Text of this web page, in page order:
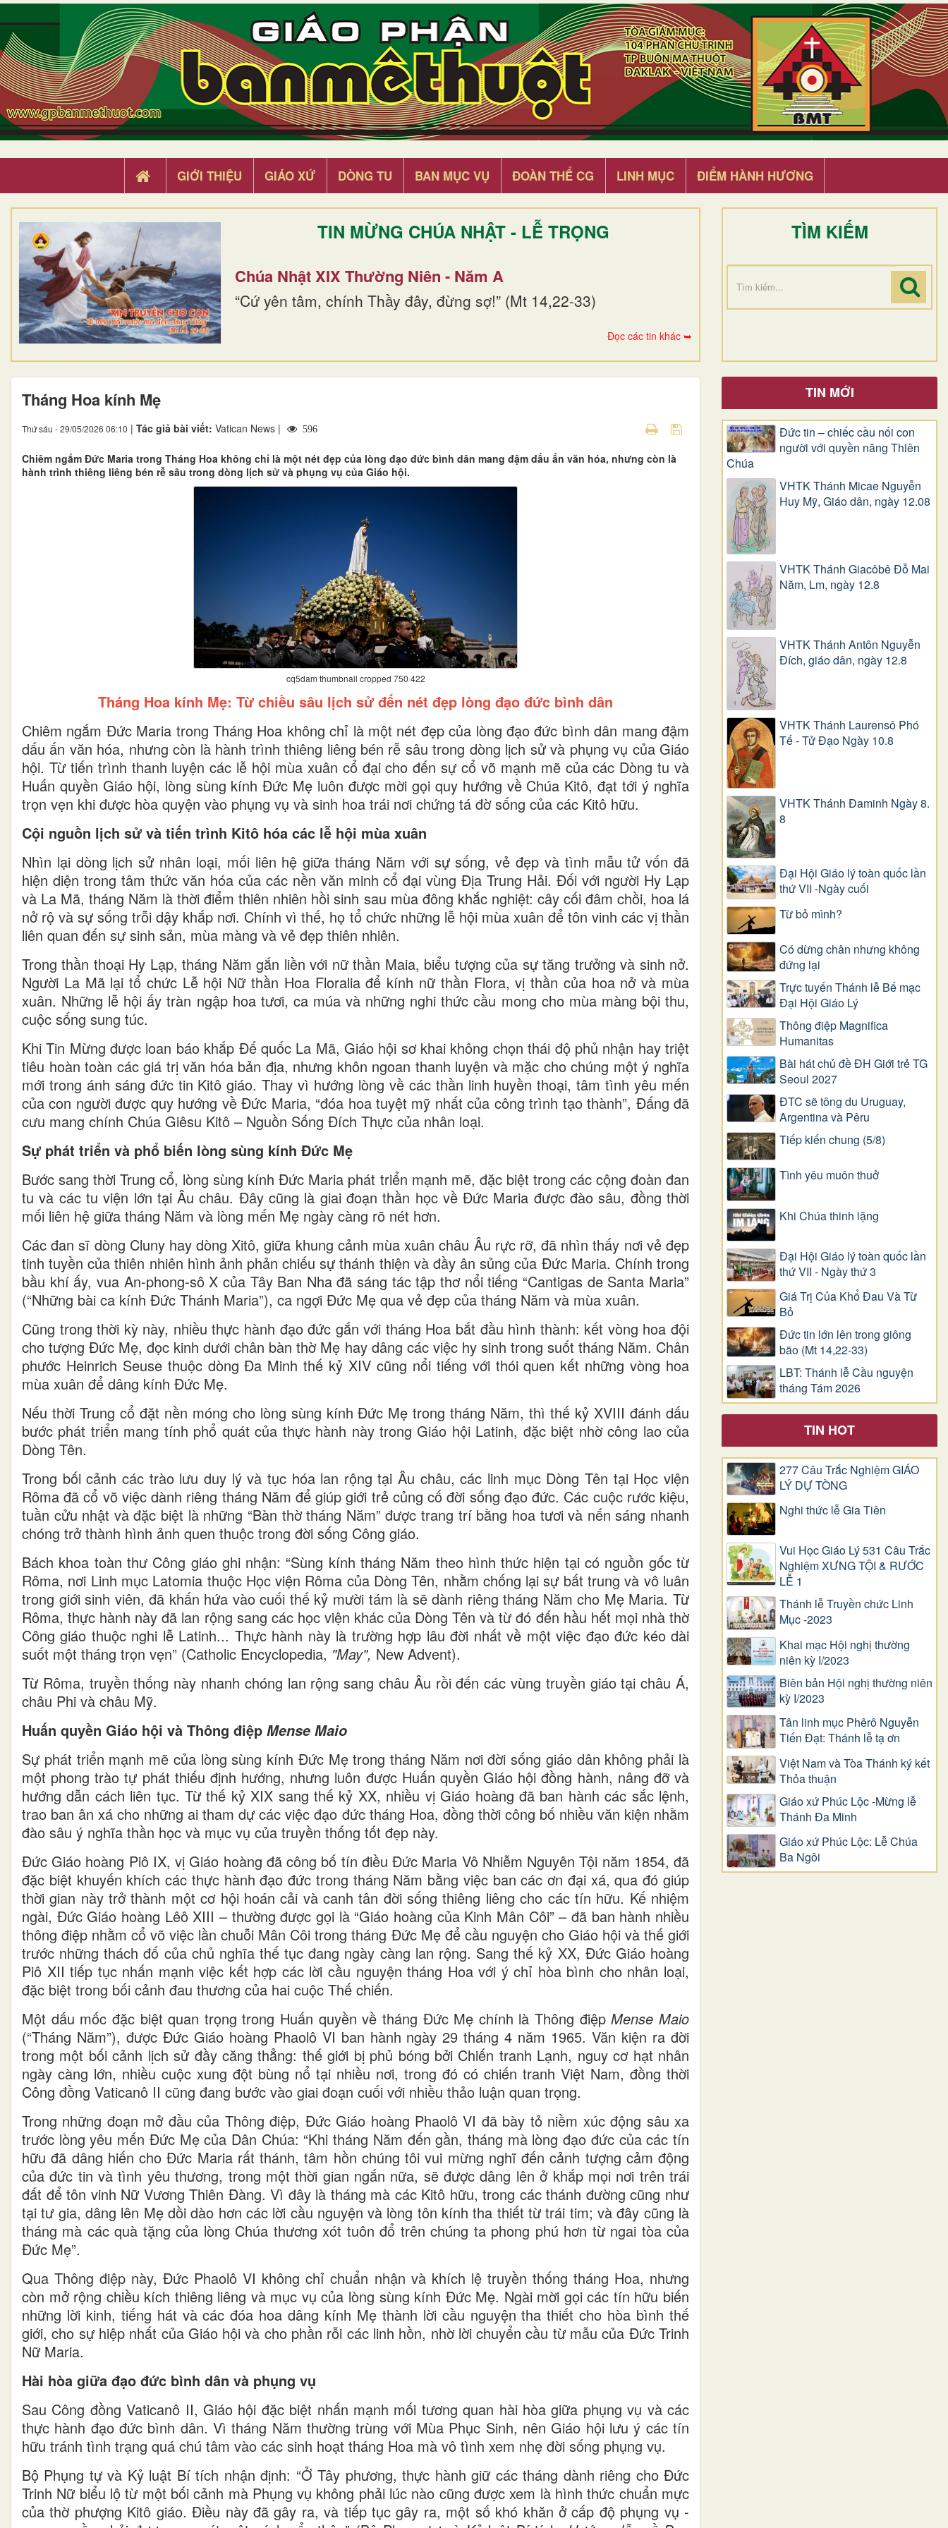
GIỚI THIỆU GIÁO XỨ DÒNG TU BAN MỤC VỤ ĐOÀN THỂ CG LINH MỤC ĐIỂM HÀNH HƯƠNG
TIN MỪNG CHÚA NHẬT - LỄ TRỌNG
Chúa Nhật XIX Thường Niên - Năm A
“Cứ yên tâm, chính Thầy đây, đừng sợ!” (Mt 14,22-33)
Đọc các tin khác ➥
TÌM KIẾM
Tháng Hoa kính Mẹ
Thứ sáu - 29/05/2026 06:10 | Tác giả bài viết: Vatican News | 596
Chiêm ngắm Đức Maria trong Tháng Hoa không chỉ là một nét đẹp của lòng đạo đức bình dân mang đậm dấu ấn văn hóa, nhưng còn là
hành trình thiêng liêng bén rễ sâu trong dòng lịch sử và phụng vụ của Giáo hội.
cq5dam thumbnail cropped 750 422
Tháng Hoa kính Mẹ: Từ chiều sâu lịch sử đến nét đẹp lòng đạo đức bình dân
Chiêm ngắm Đức Maria trong Tháng Hoa không chỉ là một nét đẹp của lòng đạo đức bình dân mang đậm
dấu ấn văn hóa, nhưng còn là hành trình thiêng liêng bén rễ sâu trong dòng lịch sử và phụng vụ của Giáo
hội. Từ tiến trình thanh luyện các lễ hội mùa xuân cổ đại cho đến sự cổ võ mạnh mẽ của các Dòng tu và
Huấn quyền Giáo hội, lòng sùng kính Đức Mẹ luôn được mời gọi quy hướng về Chúa Kitô, đạt tới ý nghĩa
trọn vẹn khi được hòa quyện vào phụng vụ và sinh hoa trái nơi chứng tá đờ sống của các Kitô hữu.
Cội nguồn lịch sử và tiến trình Kitô hóa các lễ hội mùa xuân
Nhìn lại dòng lịch sử nhân loại, mối liên hệ giữa tháng Năm với sự sống, vẻ đẹp và tình mẫu tử vốn đã
hiện diện trong tâm thức văn hóa của các nền văn minh cổ đại vùng Địa Trung Hải. Đối với người Hy Lạp
và La Mã, tháng Năm là thời điểm thiên nhiên hồi sinh sau mùa đông khắc nghiệt: cây cối đâm chồi, hoa lá
nở rộ và sự sống trỗi dậy khắp nơi. Chính vì thế, họ tổ chức những lễ hội mùa xuân để tôn vinh các vị thần
liên quan đến sự sinh sản, mùa màng và vẻ đẹp thiên nhiên.
Trong thần thoại Hy Lạp, tháng Năm gắn liền với nữ thần Maia, biểu tượng của sự tăng trưởng và sinh nở.
Người La Mã lại tổ chức Lễ hội Nữ thần Hoa Floralia để kính nữ thần Flora, vị thần của hoa nở và mùa
xuân. Những lễ hội ấy tràn ngập hoa tươi, ca múa và những nghi thức cầu mong cho mùa màng bội thu,
cuộc sống sung túc.
Khi Tin Mừng được loan báo khắp Đế quốc La Mã, Giáo hội sơ khai không chọn thái độ phủ nhận hay triệt
tiêu hoàn toàn các giá trị văn hóa bản địa, nhưng khôn ngoan thanh luyện và mặc cho chúng một ý nghĩa
mới trong ánh sáng đức tin Kitô giáo. Thay vì hướng lòng về các thần linh huyền thoại, tâm tình yêu mến
của con người được quy hướng về Đức Maria, “đóa hoa tuyệt mỹ nhất của công trình tạo thành”, Đấng đã
cưu mang chính Chúa Giêsu Kitô – Nguồn Sống Đích Thực của nhân loại.
Sự phát triển và phổ biến lòng sùng kính Đức Mẹ
Bước sang thời Trung cổ, lòng sùng kính Đức Maria phát triển mạnh mẽ, đặc biệt trong các cộng đoàn đan
tu và các tu viện lớn tại Âu châu. Đây cũng là giai đoạn thần học về Đức Maria được đào sâu, đồng thời
mối liên hệ giữa tháng Năm và lòng mến Mẹ ngày càng rõ nét hơn.
Các đan sĩ dòng Cluny hay dòng Xitô, giữa khung cảnh mùa xuân châu Âu rực rỡ, đã nhìn thấy nơi vẻ đẹp
tinh tuyền của thiên nhiên hình ảnh phản chiếu sự thánh thiện và đầy ân sủng của Đức Maria. Chính trong
bầu khí ấy, vua An-phong-sô X của Tây Ban Nha đã sáng tác tập thơ nổi tiếng “Cantigas de Santa Maria”
(“Những bài ca kính Đức Thánh Maria”), ca ngợi Đức Mẹ qua vẻ đẹp của tháng Năm và mùa xuân.
Cũng trong thời kỳ này, nhiều thực hành đạo đức gắn với tháng Hoa bắt đầu hình thành: kết vòng hoa đội
cho tượng Đức Mẹ, đọc kinh dưới chân bàn thờ Mẹ hay dâng các việc hy sinh trong suốt tháng Năm. Chân
phước Heinrich Seuse thuộc dòng Đa Minh thế kỷ XIV cũng nổi tiếng với thói quen kết những vòng hoa
mùa xuân để dâng kính Đức Mẹ.
Nếu thời Trung cổ đặt nền móng cho lòng sùng kính Đức Mẹ trong tháng Năm, thì thế kỷ XVIII đánh dấu
bước phát triển mang tính phổ quát của thực hành này trong Giáo hội Latinh, đặc biệt nhờ công lao của
Dòng Tên.
Trong bối cảnh các trào lưu duy lý và tục hóa lan rộng tại Âu châu, các linh mục Dòng Tên tại Học viện
Rôma đã cổ võ việc dành riêng tháng Năm để giúp giới trẻ củng cố đời sống đạo đức. Các cuộc rước kiệu,
tuần cửu nhật và đặc biệt là những “Bàn thờ tháng Năm” được trang trí bằng hoa tươi và nến sáng nhanh
chóng trở thành hình ảnh quen thuộc trong đời sống Công giáo.
Bách khoa toàn thư Công giáo ghi nhận: “Sùng kính tháng Năm theo hình thức hiện tại có nguồn gốc từ
Rôma, nơi Linh mục Latomia thuộc Học viện Rôma của Dòng Tên, nhằm chống lại sự bất trung và vô luân
trong giới sinh viên, đã khấn hứa vào cuối thế kỷ mười tám là sẽ dành riêng tháng Năm cho Mẹ Maria. Từ
Rôma, thực hành này đã lan rộng sang các học viện khác của Dòng Tên và từ đó đến hầu hết mọi nhà thờ
Công giáo thuộc nghi lễ Latinh... Thực hành này là trường hợp lâu đời nhất về một việc đạo đức kéo dài
suốt một tháng trọn vẹn” (Catholic Encyclopedia, "May", New Advent).
Từ Rôma, truyền thống này nhanh chóng lan rộng sang châu Âu rồi đến các vùng truyền giáo tại châu Á,
châu Phi và châu Mỹ.
Huấn quyền Giáo hội và Thông điệp Mense Maio
Sự phát triển mạnh mẽ của lòng sùng kính Đức Mẹ trong tháng Năm nơi đời sống giáo dân không phải là
một phong trào tự phát thiếu định hướng, nhưng luôn được Huấn quyền Giáo hội đồng hành, nâng đỡ và
hướng dẫn cách liên tục. Từ thế kỷ XIX sang thế kỷ XX, nhiều vị Giáo hoàng đã ban hành các sắc lệnh,
trao ban ân xá cho những ai tham dự các việc đạo đức tháng Hoa, đồng thời công bố nhiều văn kiện nhằm
đào sâu ý nghĩa thần học và mục vụ của truyền thống tốt đẹp này.
Đức Giáo hoàng Piô IX, vị Giáo hoàng đã công bố tín điều Đức Maria Vô Nhiễm Nguyên Tội năm 1854, đã
đặc biệt khuyến khích các thực hành đạo đức trong tháng Năm bằng việc ban các ơn đại xá, qua đó giúp
thời gian này trở thành một cơ hội hoán cải và canh tân đời sống thiêng liêng cho các tín hữu. Kế nhiệm
ngài, Đức Giáo hoàng Lêô XIII – thường được gọi là “Giáo hoàng của Kinh Mân Côi” – đã ban hành nhiều
thông điệp nhằm cổ võ việc lần chuỗi Mân Côi trong tháng Đức Mẹ để cầu nguyện cho Giáo hội và thế giới
trước những thách đố của chủ nghĩa thế tục đang ngày càng lan rộng. Sang thế kỷ XX, Đức Giáo hoàng
Piô XII tiếp tục nhấn mạnh việc kết hợp các lời cầu nguyện tháng Hoa với ý chỉ hòa bình cho nhân loại,
đặc biệt trong bối cảnh đau thương của hai cuộc Thế chiến.
Một dấu mốc đặc biệt quan trọng trong Huấn quyền về tháng Đức Mẹ chính là Thông điệpMense Maio
(“Tháng Năm”), được Đức Giáo hoàng Phaolô VI ban hành ngày 29 tháng 4 năm 1965. Văn kiện ra đời
trong một bối cảnh lịch sử đầy căng thẳng: thế giới bị phủ bóng bởi Chiến tranh Lạnh, nguy cơ hạt nhân
ngày càng lớn, nhiều cuộc xung đột bùng nổ tại nhiều nơi, trong đó có chiến tranh Việt Nam, đồng thời
Công đồng Vaticanô II cũng đang bước vào giai đoạn cuối với nhiều thảo luận quan trọng.
Trong những đoạn mở đầu của Thông điệp, Đức Giáo hoàng Phaolô VI đã bày tỏ niềm xúc động sâu xa
trước lòng yêu mến Đức Mẹ của Dân Chúa: “Khi tháng Năm đến gần, tháng mà lòng đạo đức của các tín
hữu đã dâng hiến cho Đức Maria rất thánh, tâm hồn chúng tôi vui mừng nghĩ đến cảnh tượng cảm động
của đức tin và tình yêu thương, trong một thời gian ngắn nữa, sẽ được dâng lên ở khắp mọi nơi trên trái
đất để tôn vinh Nữ Vương Thiên Đàng. Vì đây là tháng mà các Kitô hữu, trong các thánh đường cũng như
tại tư gia, dâng lên Mẹ dồi dào hơn các lời cầu nguyện và lòng tôn kính tha thiết từ trái tim; và đây cũng là
tháng mà các quà tặng của lòng Chúa thương xót tuôn đổ trên chúng ta phong phú hơn từ ngai tòa của
Đức Mẹ”.
Qua Thông điệp này, Đức Phaolô VI không chỉ chuẩn nhận và khích lệ truyền thống tháng Hoa, nhưng
còn mở rộng chiều kích thiêng liêng và mục vụ của lòng sùng kính Đức Mẹ. Ngài mời gọi các tín hữu biến
những lời kinh, tiếng hát và các đóa hoa dâng kính Mẹ thành lời cầu nguyện tha thiết cho hòa bình thế
giới, cho sự hiệp nhất của Giáo hội và cho phần rỗi các linh hồn, nhờ lời chuyển cầu từ mẫu của Đức Trinh
Nữ Maria.
Hài hòa giữa đạo đức bình dân và phụng vụ
Sau Công đồng Vaticanô II, Giáo hội đặc biệt nhấn mạnh mối tương quan hài hòa giữa phụng vụ và các
thực hành đạo đức bình dân. Vì tháng Năm thường trùng với Mùa Phục Sinh, nên Giáo hội lưu ý các tín
hữu tránh tình trạng quá chú tâm vào các sinh hoạt tháng Hoa mà vô tình xem nhẹ đời sống phụng vụ.
Bộ Phụng tự và Kỷ luật Bí tích nhận định: “Ở Tây phương, thực hành giữ các tháng dành riêng cho Đức
Trinh Nữ biểu lộ từ một bối cảnh mà Phụng vụ không phải lúc nào cũng được xem là hình thức chuẩn mực
của thờ phượng Kitô giáo. Điều này đã gây ra, và tiếp tục gây ra, một số khó khăn ở cấp độ phụng vụ -
TIN MỚI
Đức tin – chiếc cầu nối con
người với quyền năng Thiên
Chúa
VHTK Thánh Micae Nguyễn
Huy Mỹ, Giáo dân, ngày 12.08
VHTK Thánh Giacôbê Ðỗ Mai
Năm, Lm, ngày 12.8
VHTK Thánh Antôn Nguyễn
Ðích, giáo dân, ngày 12.8
VHTK Thánh Laurensô Phó
Tế - Tử Đạo Ngày 10.8
VHTK Thánh Đaminh Ngày 8.
8
Đại Hội Giáo lý toàn quốc lần
thứ VII -Ngày cuối
Từ bỏ mình?
Có dừng chân nhưng không
đứng lại
Trực tuyến Thánh lễ Bế mạc
Đại Hội Giáo Lý
Thông điệp Magnifica
Humanitas
Bài hát chủ đề ĐH Giới trẻ TG
Seoul 2027
ĐTC sẽ tông du Uruguay,
Argentina và Pêru
Tiếp kiến chung (5/8)
Tình yêu muôn thuở
Khi Chúa thinh lặng
Đại Hội Giáo lý toàn quốc lần
thứ VII - Ngày thứ 3
Giá Trị Của Khổ Ðau Và Từ
Bỏ
Đức tin lớn lên trong giông
bão (Mt 14,22-33)
LBT: Thánh lễ Cầu nguyện
tháng Tám 2026
TIN HOT
277 Câu Trắc Nghiệm GIÁO
LÝ DỰ TÒNG
Nghi thức lễ Gia Tiên
Vui Học Giáo Lý 531 Câu Trắc
Nghiệm XƯNG TỘI & RƯỚC
LỄ 1
Thánh lễ Truyền chức Linh
Mục -2023
Khai mạc Hội nghị thường
niên kỳ I/2023
Biên bản Hội nghị thường niên
kỳ I/2023
Tân linh mục Phêrô Nguyễn
Tiến Đạt: Thánh lễ tạ ơn
Việt Nam và Tòa Thánh ký kết
Thỏa thuận
Giáo xứ Phúc Lộc -Mừng lễ
Thánh Đa Minh
Giáo xứ Phúc Lộc: Lễ Chúa
Ba Ngôi